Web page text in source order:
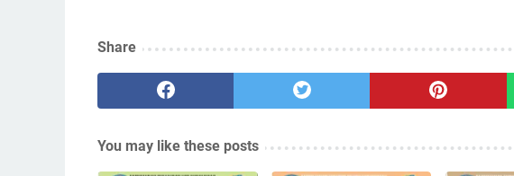
Share
You may like these posts